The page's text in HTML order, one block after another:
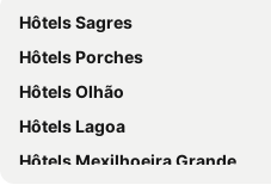
Hôtels Ibiza
Hôtels Tyrol du Sud
Hôtels Grèce
Hôtels Algarve
Hôtels Valais
Hôtels Sagres
Hôtels Porches
Hôtels Olhão
Hôtels Lagoa
Hôtels Mexilhoeira Grande